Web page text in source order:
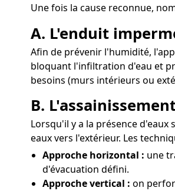
Une fois la cause reconnue,
A. L'enduit
Afin de prévenir l'humidité,
bloquant l'infiltration d'eau et
besoins (murs intérieurs ou
B.
Lorsqu'il y a la présence
eaux vers l'extérieur. Les
Approche horizontal : une
d'évacuation défini.
Approche vertical : on